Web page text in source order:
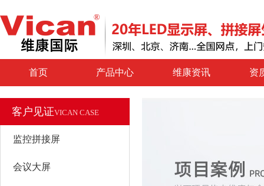
首页 产品中心 维康资讯 资
客户见证VICAN CASE
监控拼接屏
会议大屏